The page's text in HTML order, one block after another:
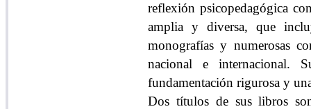
reflexión psicopedagógica
amplia y diversa, que
monografías y numerosas
nacional e internacional.
fundamentación rigurosa y
Dos títulos de sus libros